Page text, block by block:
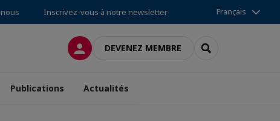
Inscrivez-vous à notre newsletter Français
CONNEXIONDEVENEZ MEMBRE RECHERCHER
Publications Actualités